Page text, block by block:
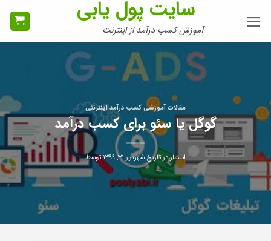
سایت پول یابی
آموزش کسب درآمد از اینترنت
مقالات آموزشی کسب درآمد اینترنتی
گوگل یا سئو برای کسب درآمد
انتشار در تاریخشهریور ۳۱, ۱۳۹۹ توسط